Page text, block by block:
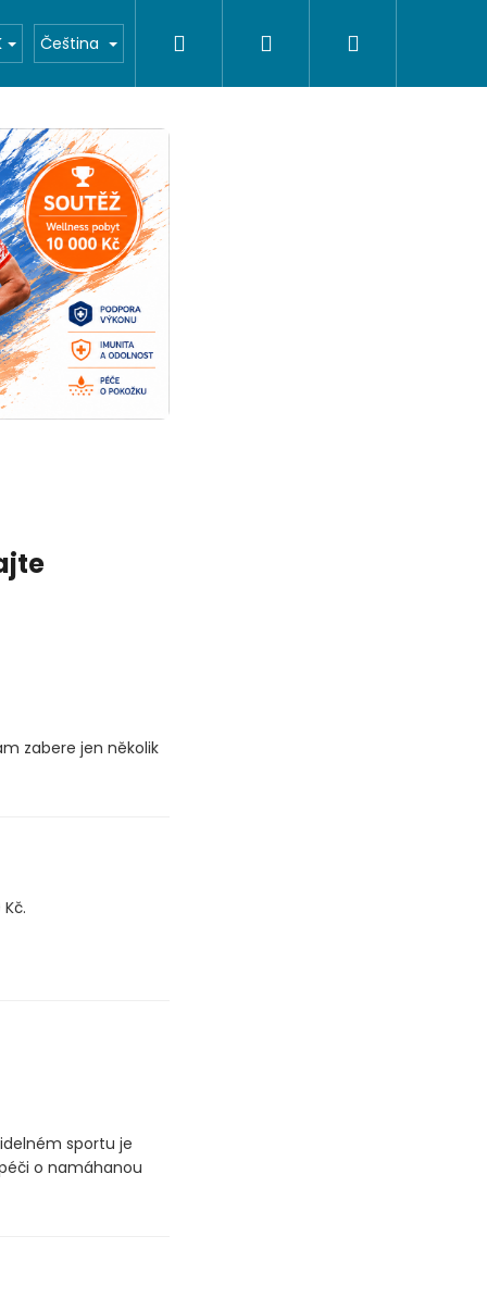
O nás
Čeština Hledat PřihlášeníNákupní
zabere jen několik
sportu je
o namáhanou